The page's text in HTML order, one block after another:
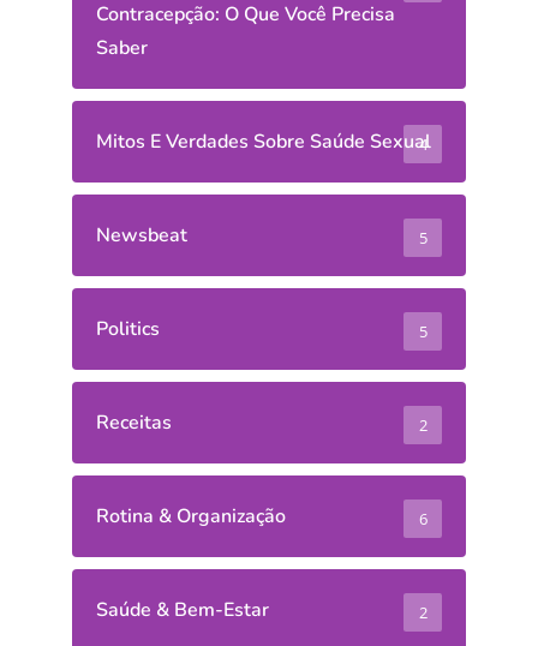
Contracepção: O Que Você Precisa
Saber
Mitos E Verdades Sobre Saúde Sexual
4
Newsbeat 5
Politics 5
Receitas 2
Rotina & Organização 6
Saúde & Bem-Estar 2